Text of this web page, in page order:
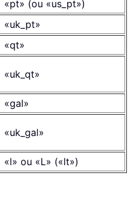
«pt» (ou «us_pt»)
«uk_pt»
«qt»
«uk_qt»
«gal»
«uk_gal»
«l» ou «L» («lt»)